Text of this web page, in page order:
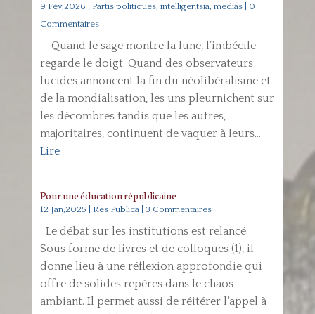
9 Fév,2026 Partis politiques, intelligentsia, médias| 0
Commentaires
Quand le sage montre la lune, l’imbécile
regarde le doigt. Quand des observateurs
lucides annoncent la fin du néolibéralisme et
de la mondialisation, les uns pleurnichent sur
les décombres tandis que les autres,
majoritaires, continuent de vaquer à leurs...
Lire
Pour une éducation républicaine
12 Jan,2025 Res Publica| 3 Commentaires
Le débat sur les institutions est relancé.
Sous forme de livres et de colloques (1), il
donne lieu à une réflexion approfondie qui
offre de solides repères dans le chaos
ambiant. Il permet aussi de réitérer l’appel à